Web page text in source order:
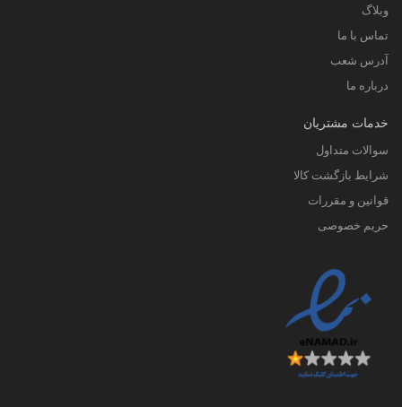
چگونه جلیقه شنا مناسب را انتخاب کنیم؟
تناسب مناسب را بررسی کنید
اندازه و وزن مورد نیاز را بررسی کنید
مطمئن شوید که جلیقه شنا در شرایط خوبی است
- به دنبال سوراخ و پارگی باشید
فراموش نکنید که آن را بپوشید.
نوع مناسب جلیقه شنا را انتخاب کنید:
جلیقه نجات مردانه و زنانه ندارد بلکه سبک‌های مختلفی
دارند و در حالت ایده‌آل باید طوری انتخاب شوند که با
فعالیت یا شرایط شما مطابقت داشته باشد
وبلاگ
تماس با ما
آدرس شعب
درباره ما
خدمات مشتریان
سوالات متداول
شرایط بازگشت کالا
قوانین و مقررات
حریم خصوصی